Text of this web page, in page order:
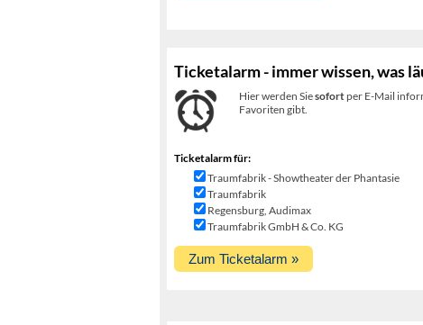
Ticketalarm - immer wissen, was
Hier werden Siesofortper E-Mail
Favoriten gibt.
Ticketalarm für:
Traumfabrik - Showtheater der Phantasie
Traumfabrik
Regensburg, Audimax
Traumfabrik GmbH & Co. KG